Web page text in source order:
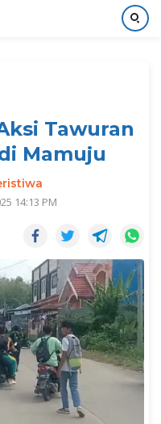
Tawuran
Mamuju
14:13 PM